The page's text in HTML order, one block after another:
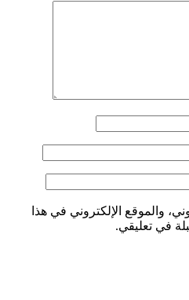
والموقع الإلكتروني في هذا
في تعليقي.